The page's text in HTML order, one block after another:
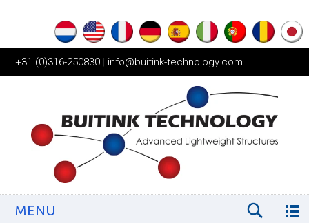
+31 (0)316-250830 | info@buitink-technology.com
MENU